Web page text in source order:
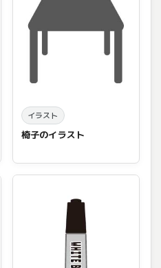
イラスト
椅子のイラスト